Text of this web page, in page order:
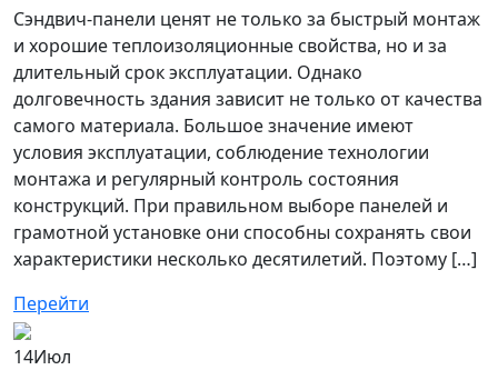
Сэндвич-панели ценят не только за быстрый монтаж
и хорошие теплоизоляционные свойства, но и за
длительный срок эксплуатации. Однако
долговечность здания зависит не только от качества
самого материала. Большое значение имеют
условия эксплуатации, соблюдение технологии
монтажа и регулярный контроль состояния
конструкций. При правильном выборе панелей и
грамотной установке они способны сохранять свои
характеристики несколько десятилетий. Поэтому […]
Перейти
14Июл